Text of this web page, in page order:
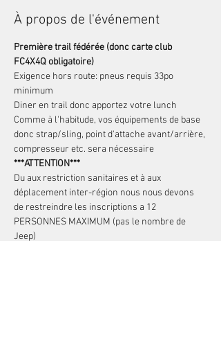
À propos de l'événement
Première trail fédérée (donc carte club
FC4X4Q obligatoire)
Exigence hors route: pneus requis 33po
minimum
Diner en trail donc apportez votre lunch
Comme à l'habitude, vos équipements de base
donc strap/sling, point d'attache avant/arrière,
compresseur etc. sera nécessaire
***ATTENTION***
Du aux restriction sanitaires et à aux
déplacement inter-région nous nous devons
de restreindre les inscriptions a 12
PERSONNES MAXIMUM (pas le nombre de
Jeep)